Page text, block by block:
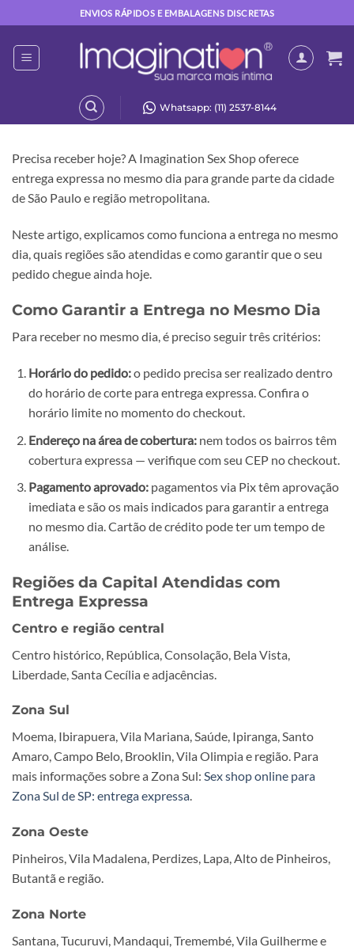
to
content
ENVIOS RÁPIDOS E EMBALAGENS DISCRETAS
Whatsapp: (11) 2537-8144
Precisa receber hoje? A Imagination Sex Shop oferece
entrega expressa no mesmo dia para grande parte da cidade
de São Paulo e região metropolitana.
Neste artigo, explicamos como funciona a entrega no mesmo
dia, quais regiões são atendidas e como garantir que o seu
pedido chegue ainda hoje.
Como Garantir a Entrega no Mesmo Dia
Para receber no mesmo dia, é preciso seguir três critérios:
Horário do pedido:o pedido precisa ser realizado dentro
do horário de corte para entrega expressa. Confira o
horário limite no momento do checkout.
Endereço na área de cobertura:nem todos os bairros têm
cobertura expressa — verifique com seu CEP no checkout.
Pagamento aprovado:pagamentos via Pix têm aprovação
imediata e são os mais indicados para garantir a entrega
no mesmo dia. Cartão de crédito pode ter um tempo de
análise.
Regiões da Capital Atendidas com
Entrega Expressa
Centro e região central
Centro histórico, República, Consolação, Bela Vista,
Liberdade, Santa Cecília e adjacências.
Zona Sul
Moema, Ibirapuera, Vila Mariana, Saúde, Ipiranga, Santo
Amaro, Campo Belo, Brooklin, Vila Olimpia e região. Para
mais informações sobre a Zona Sul: Sex shop online para
Zona Sul de SP: entrega expressa.
Zona Oeste
Pinheiros, Vila Madalena, Perdizes, Lapa, Alto de Pinheiros,
Butantã e região.
Zona Norte
Santana, Tucuruvi, Mandaqui, Tremembé, Vila Guilherme e